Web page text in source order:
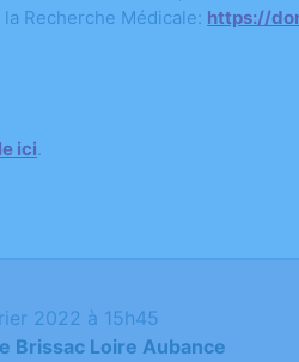
Recherche Médicale: https://
ici.
2022 à 15h45
Brissac Loire Aubance